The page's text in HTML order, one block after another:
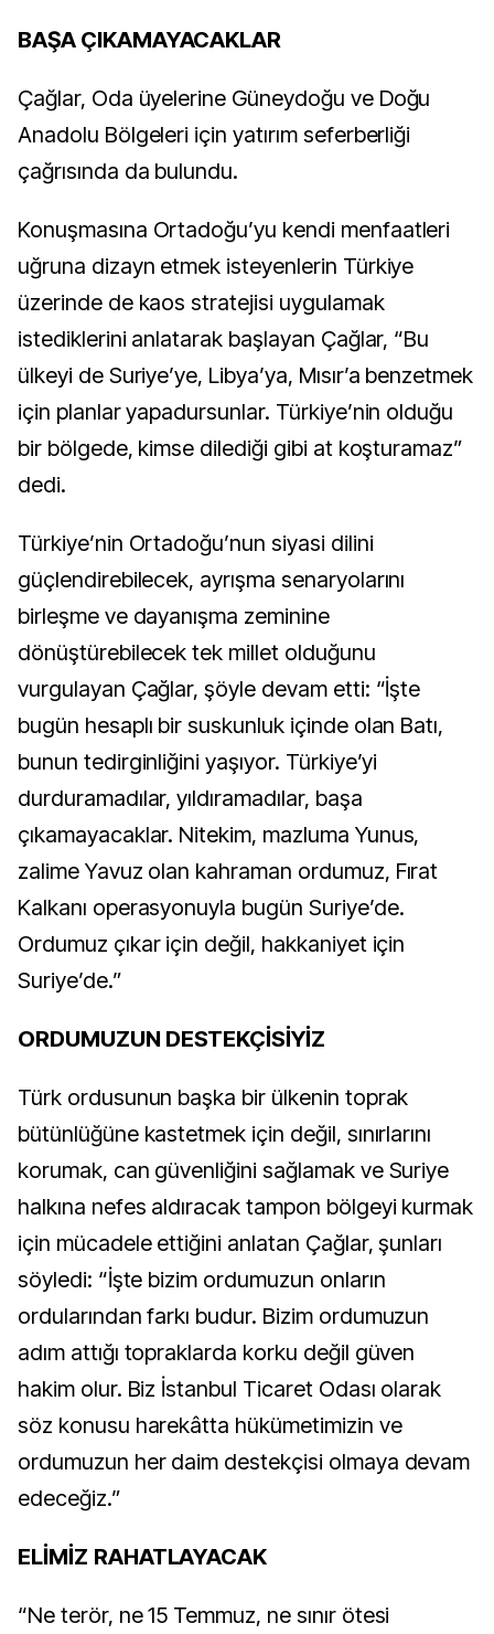
BAŞA ÇIKAMAYACAKLAR
Çağlar, Oda üyelerine Güneydoğu ve Doğu
Anadolu Bölgeleri için yatırım seferberliği
çağrısında da bulundu.
Konuşmasına Ortadoğu’yu kendi menfaatleri
uğruna dizayn etmek isteyenlerin Türkiye
üzerinde de kaos stratejisi uygulamak
istediklerini anlatarak başlayan Çağlar, “Bu
ülkeyi de Suriye’ye, Libya’ya, Mısır’a benzetmek
için planlar yapadursunlar. Türkiye’nin olduğu
bir bölgede, kimse dilediği gibi at koşturamaz”
dedi.
Türkiye’nin Ortadoğu’nun siyasi dilini
güçlendirebilecek, ayrışma senaryolarını
birleşme ve dayanışma zeminine
dönüştürebilecek tek millet olduğunu
vurgulayan Çağlar, şöyle devam etti: “İşte
bugün hesaplı bir suskunluk içinde olan Batı,
bunun tedirginliğini yaşıyor. Türkiye’yi
durduramadılar, yıldıramadılar, başa
çıkamayacaklar. Nitekim, mazluma Yunus,
zalime Yavuz olan kahraman ordumuz, Fırat
Kalkanı operasyonuyla bugün Suriye’de.
Ordumuz çıkar için değil, hakkaniyet için
Suriye’de.”
ORDUMUZUN DESTEKÇİSİYİZ
Türk ordusunun başka bir ülkenin toprak
bütünlüğüne kastetmek için değil, sınırlarını
korumak, can güvenliğini sağlamak ve Suriye
halkına nefes aldıracak tampon bölgeyi kurmak
için mücadele ettiğini anlatan Çağlar, şunları
söyledi: “İşte bizim ordumuzun onların
ordularından farkı budur. Bizim ordumuzun
adım attığı topraklarda korku değil güven
hakim olur. Biz İstanbul Ticaret Odası olarak
söz konusu harekâtta hükümetimizin ve
ordumuzun her daim destekçisi olmaya devam
edeceğiz.”
ELİMİZ RAHATLAYACAK
“Ne terör, ne 15 Temmuz, ne sınır ötesi